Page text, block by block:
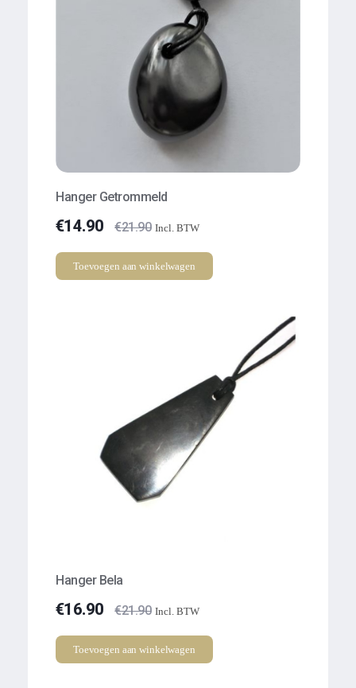
Hanger Getrommeld
€14.90 €21.90 Incl. BTW
Toevoegen aan winkelwagen
Hanger Bela
€16.90 €21.90 Incl. BTW
Toevoegen aan winkelwagen